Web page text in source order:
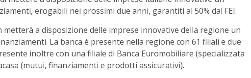
erogabili nei prossimi due anni, garantiti al 50% dal FEI.
metterà a disposizione delle imprese innovative della regione un
La banca è presente nella regione con 61 filiali e due
inoltre con una filiale di Banca Euromobiliare (specializzata
(mutui, finanziamenti e prodotti assicurativi).